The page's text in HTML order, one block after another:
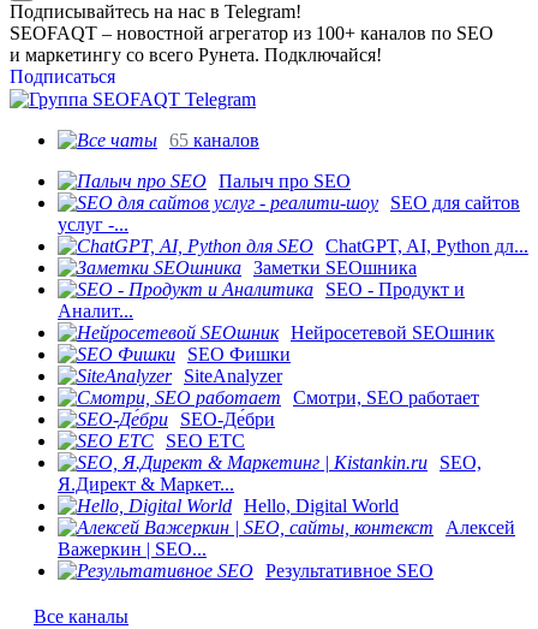
Подписывайтесь на нас в Telegram!
SEOFAQT – новостной агрегатор из 100+ каналов по SEO
и маркетингу со всего Рунета. Подключайся!
Подписаться
65 каналов
Палыч про SEO
SEO для сайтов
услуг -...
ChatGPT, AI, Python дл...
Заметки SEOшника
SEO - Продукт и
Аналит...
Нейросетевой SEOшник
SEO Фишки
SiteAnalyzer
Смотри, SEO работает
SEO-Де́бри
SEO ETC
SEO,
Я.Директ & Маркет...
Hello, Digital World
Алексей
Важеркин | SEO...
Результативное SEO
Все каналы